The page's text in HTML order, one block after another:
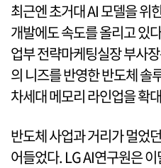
최근엔 초거대 AI 모델을 위
개발에도 속도를 올리고 있
업부 전략마케팅실장 부사
의 니즈를 반영한 반도체 솔
차세대 메모리 라인업을 확
반도체 사업과 거리가 멀었
어들었다. LG AI연구원은